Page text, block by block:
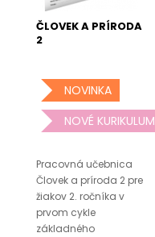
ČLOVEK A PRÍRODA
2
NOVINKA
NOVÉ KURIKULUM
Pracovná učebnica
Človek a príroda 2 pre
žiakov 2. ročníka v
prvom cykle
základného